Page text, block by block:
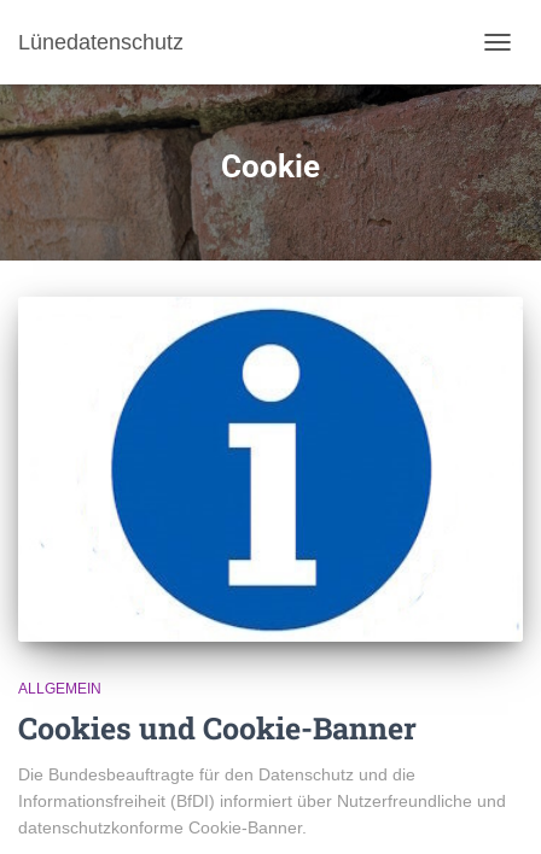
Lünedatenschutz
Cookie
ALLGEMEIN
Cookies und Cookie-Banner
Die Bundesbeauftragte für den Datenschutz und die
Informationsfreiheit (BfDI) informiert über Nutzerfreundliche und
datenschutzkonforme Cookie-Banner.